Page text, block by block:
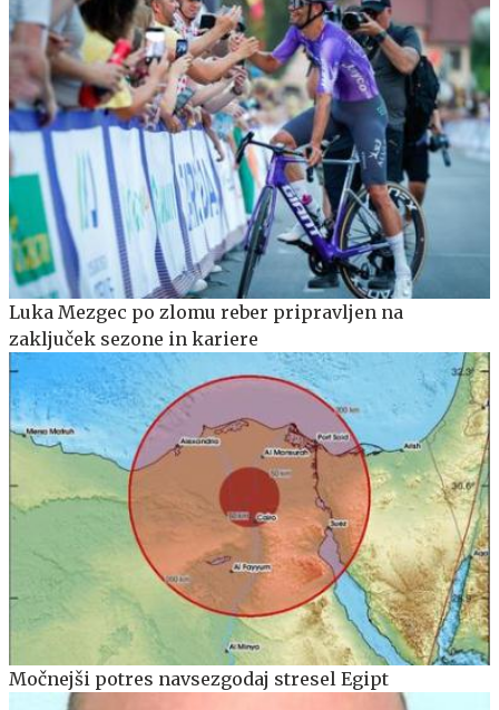
Luka Mezgec po zlomu reber pripravljen na
zaključek sezone in kariere
Močnejši potres navsezgodaj stresel Egipt